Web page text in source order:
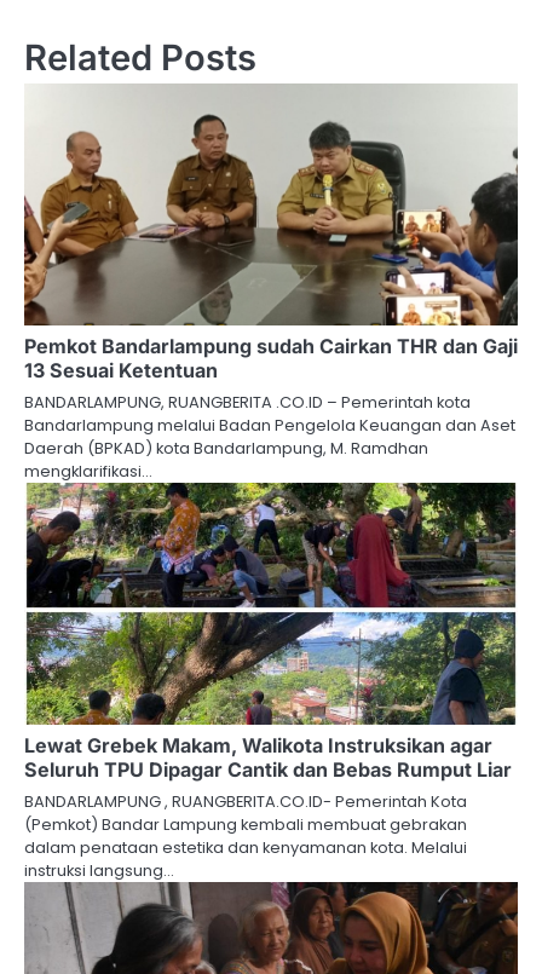
Related Posts
Pemkot Bandarlampung sudah Cairkan THR dan Gaji
13 Sesuai Ketentuan
BANDARLAMPUNG, RUANGBERITA .CO.ID – Pemerintah kota
Bandarlampung melalui Badan Pengelola Keuangan dan Aset
Daerah (BPKAD) kota Bandarlampung, M. Ramdhan
mengklarifikasi…
Lewat Grebek Makam, Walikota Instruksikan agar
Seluruh TPU Dipagar Cantik dan Bebas Rumput Liar
BANDARLAMPUNG , RUANGBERITA.CO.ID- Pemerintah Kota
(Pemkot) Bandar Lampung kembali membuat gebrakan
dalam penataan estetika dan kenyamanan kota. Melalui
instruksi langsung…